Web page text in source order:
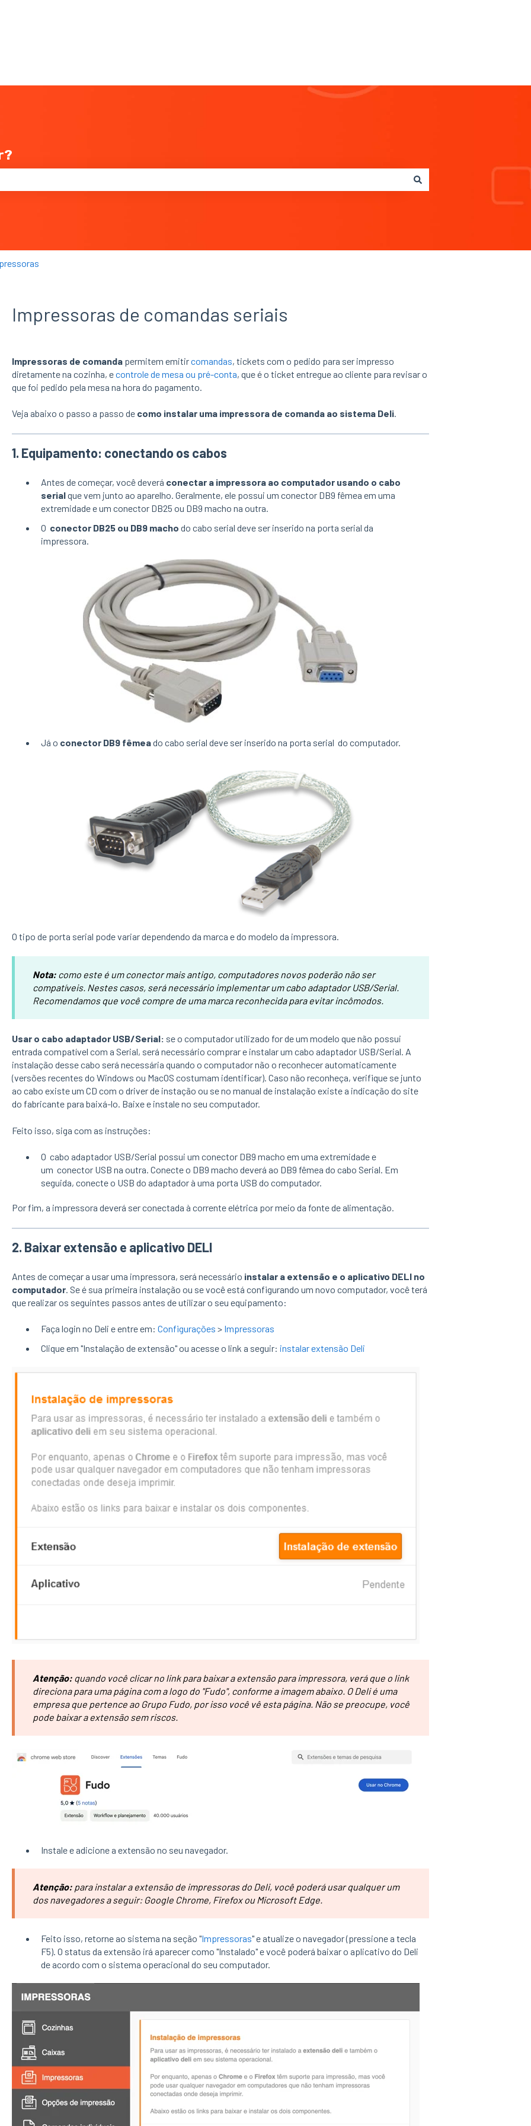
Impressoras de comandas seriais
Impressoras de comandapermitem emitircomandas, tickets com o pedido para ser impresso
diretamente na cozinha, econtrole de mesa ou pré-conta, que é o ticket entregue ao cliente para revisar o
que foi pedido pela mesa na hora do pagamento.
Veja abaixo o passo a passo de como instalar uma impressora de comanda ao sistema Deli.
1. Equipamento: conectando os cabos
Antes de começar, você deverá conectar a impressora ao computador usando o cabo
serialque vem junto ao aparelho. Geralmente, ele possui um conector DB9 fêmea em uma
extremidade e um conector DB25 ou DB9 macho na outra.
O conector DB25 ou DB9 macho do cabo serial deve ser inserido na porta serial da
impressora.
Já o conector DB9 fêmeado cabo serial deve ser inserido na porta serial do computador.
O tipo de porta serial pode variar dependendo da marca e do modelo da impressora.
Nota:como este é um conector mais antigo, computadores novos poderão não ser
compatíveis. Nestes casos, será necessário implementar um cabo adaptador USB/Serial.
Recomendamos que você compre de uma marca reconhecida para evitar incômodos.
Usar o cabo adaptador USB/Serial: se o computador utilizado for de um modelo que não possui
entrada compatível com a Serial, será necessário comprar e instalar um cabo adaptador USB/Serial. A
instalação desse cabo será necessária quando o computador não o reconhecer automaticamente
(versões recentes do Windows ou MacOS costumam identificar). Caso não reconheça, verifique se junto
ao cabo existe um CD com o driver de instação ou se no manual de instalação existe a indicação do site
do fabricante para baixá-lo. Baixe e instale no seu computador.
Feito isso, siga com as instruções:
O cabo adaptador USB/Serial possui um conector DB9 macho em uma extremidade e
um conector USB na outra. Conecte o DB9 macho deverá ao DB9 fêmea do cabo Serial. Em
seguida, conecte o USB do adaptador à uma porta USB do computador.
Por fim, a impressora deverá ser conectada à corrente elétrica por meio da fonte de alimentação.
2. Baixar extensão e aplicativo DELI
Antes de começar a usar uma impressora, será necessário instalar a extensão e o aplicativo DELI no
computador. Se é sua primeira instalação ou se você está configurando um novo computador, você terá
que realizar os seguintes passos antes de utilizar o seu equipamento:
Faça login no Deli e entre em: Configurações > Impressoras
Clique em "Instalação de extensão" ou acesse o link a seguir: instalar extensão Deli
Atenção: quando você clicar no link para baixar a extensão para impressora, verá que o link
direciona para uma página com a logo do "Fudo", conforme a imagem abaixo. O Deli é uma
empresa que pertence ao Grupo Fudo, por isso você vê esta página. Não se preocupe, você
pode baixar a extensão sem riscos.
Instale e adicione a extensão no seu navegador.
Atenção: para instalar a extensão de impressoras do Deli, você poderá usar qualquer um
dos navegadores a seguir: Google Chrome, Firefox ou Microsoft Edge.
Feito isso, retorne ao sistema na seção "Impressoras" e atualize o navegador (pressione a tecla
F5). O status da extensão irá aparecer como "Instalado" e você poderá baixar o aplicativo do Deli
de acordo com o sistema operacional do seu computador.